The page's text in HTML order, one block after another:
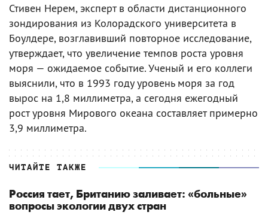
Стивен Нерем, эксперт в области дистанционного
зондирования из Колорадского университета в
Боулдере, возглавивший повторное исследование,
утверждает, что увеличение темпов роста уровня
моря — ожидаемое событие. Ученый и его коллеги
выяснили, что в 1993 году уровень моря за год
вырос на 1,8 миллиметра, а сегодня ежегодный
рост уровня Мирового океана составляет примерно
3,9 миллиметра.
ЧИТАЙТЕ ТАКЖЕ
Россия тает, Британию заливает: «больные»
вопросы экологии двух стран